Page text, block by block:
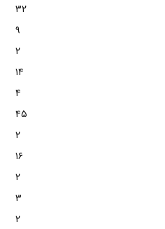
۳۲
۹
۲
۱۴
۴
۴۵
۲
۱۶
۲
۳
۲